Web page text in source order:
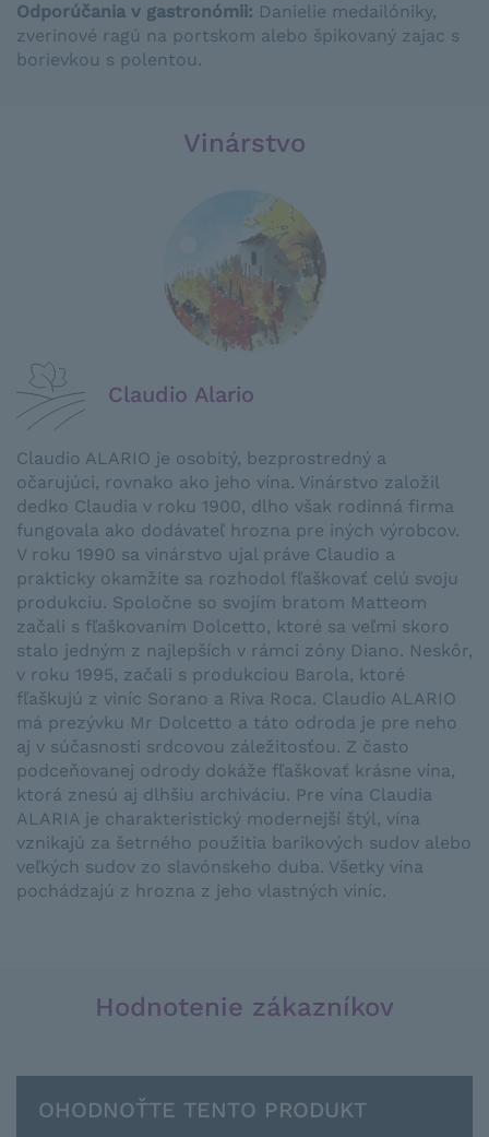
Odporúčania v gastronómii: Danielie medailóniky,
zverinové ragú na portskom alebo špikovaný zajac s
borievkou s polentou.
Vinárstvo
Claudio Alario
Claudio ALARIO je osobitý, bezprostredný a
očarujúci, rovnako ako jeho vína. Vinárstvo založil
dedko Claudia v roku 1900, dlho však rodinná firma
fungovala ako dodávateľ hrozna pre iných výrobcov.
V roku 1990 sa vinárstvo ujal práve Claudio a
prakticky okamžite sa rozhodol fľaškovať celú svoju
produkciu. Spoločne so svojím bratom Matteom
začali s fľaškovaním Dolcetto, ktoré sa veľmi skoro
stalo jedným z najlepších v rámci zóny Diano. Neskôr,
v roku 1995, začali s produkciou Barola, ktoré
fľaškujú z viníc Sorano a Riva Roca. Claudio ALARIO
má prezývku Mr Dolcetto a táto odroda je pre neho
aj v súčasnosti srdcovou záležitosťou. Z často
podceňovanej odrody dokáže fľaškovať krásne vína,
ktorá znesú aj dlhšiu archiváciu. Pre vína Claudia
ALARIA je charakteristický modernejší štýl, vína
vznikajú za šetrného použitia barikových sudov alebo
veľkých sudov zo slavónskeho duba. Všetky vína
pochádzajú z hrozna z jeho vlastných viníc.
Hodnotenie zákazníkov
OHODNOŤTE TENTO PRODUKT